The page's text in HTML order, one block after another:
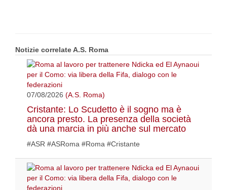
Notizie correlate A.S. Roma
07/08/2026 (A.S. Roma)
Cristante: Lo Scudetto è il sogno ma è
ancora presto. La presenza della società
dà una marcia in più anche sul mercato
#ASR #ASRoma #Roma #Cristante